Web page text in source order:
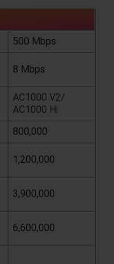
500 Mbps
8 Mbps
AC1000 V2/
AC1000 Hi
800,000
1,200,000
3,900,000
6,600,000